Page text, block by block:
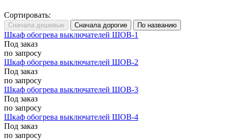
Сортировать:
Шкаф обогрева выключателей ШОВ-1
Под заказ
по запросу
Шкаф обогрева выключателей ШОВ-2
Под заказ
по запросу
Шкаф обогрева выключателей ШОВ-3
Под заказ
по запросу
Шкаф обогрева выключателей ШОВ-4
Под заказ
по запросу